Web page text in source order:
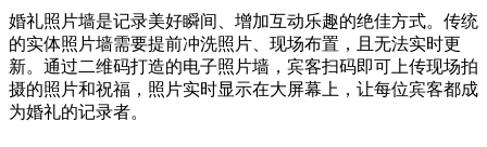
婚礼照片墙是记录美好瞬间、增加互动乐趣的绝佳方式。传统
的实体照片墙需要提前冲洗照片、现场布置，且无法实时更
新。通过二维码打造的电子照片墙，宾客扫码即可上传现场拍
摄的照片和祝福，照片实时显示在大屏幕上，让每位宾客都成
为婚礼的记录者。